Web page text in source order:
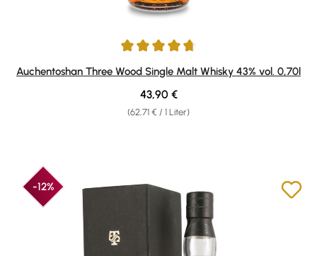
Durchschnittliche Bewertung von 4.82 von 5 Sternen
Auchentoshan Three Wood Single Malt Whisky 43% vol. 0,70l
(62,71 € / 1 Liter)
Regulärer Preis:
43,90 €
-12%